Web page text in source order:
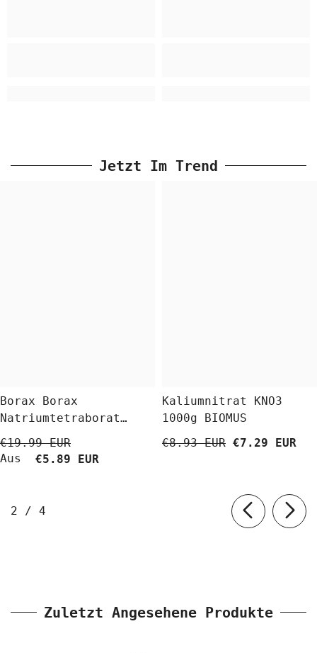
Jetzt Im Trend
Borax Borax
Natriumtetraborat
Decahydrat 5 Kg
BioLaboratorium
€19.99 EUR
Aus
€5.89 EUR
Kaliumnitrat KNO3
1000g BIOMUS
€8.93 EUR €7.29 EUR
2 / von
4
Zuletzt Angesehene Produkte